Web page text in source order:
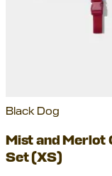
Black Dog
Mist and Merlot
Set (XS)